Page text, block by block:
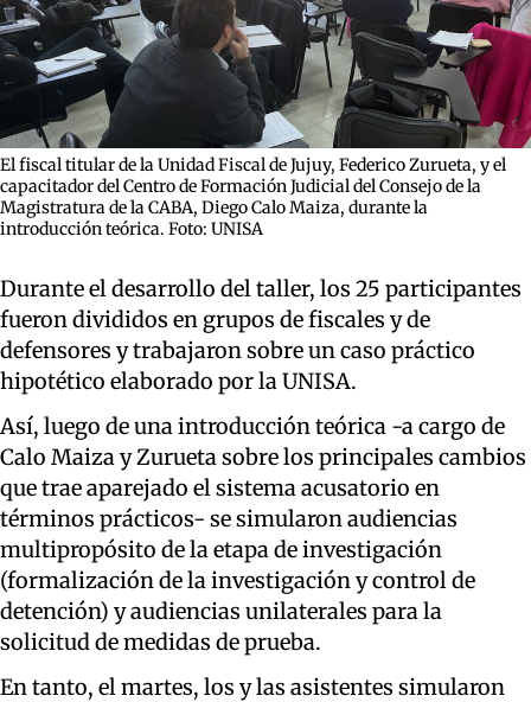
El fiscal titular de la Unidad Fiscal de Jujuy, Federico Zurueta, y el
capacitador del Centro de Formación Judicial del Consejo de la
Magistratura de la CABA, Diego Calo Maiza, durante la
introducción teórica. Foto: UNISA
Durante el desarrollo del taller, los 25 participantes
fueron divididos en grupos de fiscales y de
defensores y trabajaron sobre un caso práctico
hipotético elaborado por la UNISA.
Así, luego de una introducción teórica -a cargo de
Calo Maiza y Zurueta sobre los principales cambios
que trae aparejado el sistema acusatorio en
términos prácticos- se simularon audiencias
multipropósito de la etapa de investigación
(formalización de la investigación y control de
detención) y audiencias unilaterales para la
solicitud de medidas de prueba.
En tanto, el martes, los y las asistentes simularon